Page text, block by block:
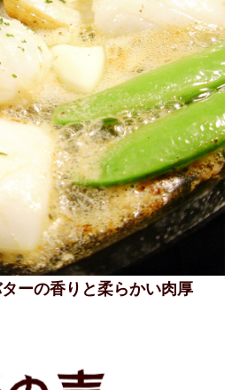
ーの香りと柔らかい肉厚